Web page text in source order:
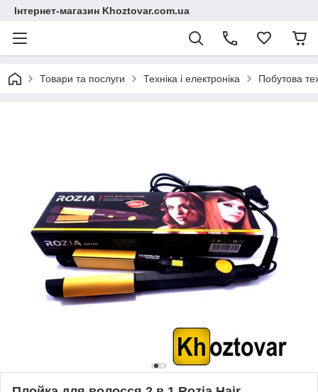
Інтернет-магазин Khoztovar.com.ua
Товари та послуги Техніка і електроніка Побутова